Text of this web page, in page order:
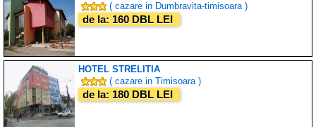
( cazare in Dumbravita-timisoara )
de la: 160 DBL LEI
HOTEL STRELITIA
( cazare in Timisoara )
de la: 180 DBL LEI